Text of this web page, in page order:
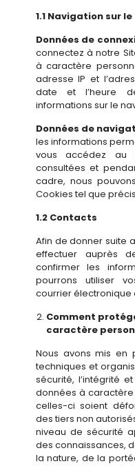
1.1 Navigation sur
Données de
connectez à notre
à caractère
adresse IP et
date et l’heure
informations sur le
Données de
les informations
vous accédez au
consultées et
cadre, nous
Cookies tel que
1.2 Contacts
Afin de donner suite
effectuer auprès
confirmer les
pourrons utiliser
courrier électronique
Comment
caractère
Nous avons mis en
techniques et
sécurité, l’intégrité
données à caractère
celles-ci soient
des tiers non
niveau de sécurité
des connaissances,
la nature, de la